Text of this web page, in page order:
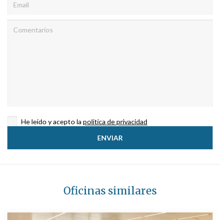
He leído y acepto la política de privacidad
Oficinas similares